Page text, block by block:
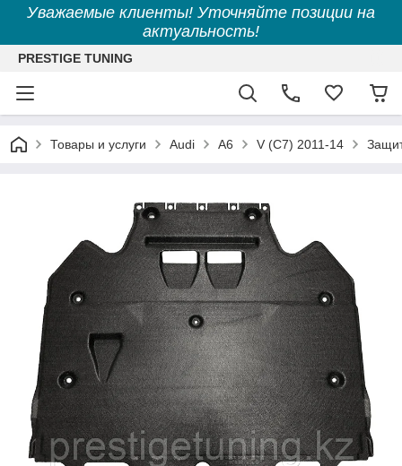
Уважаемые клиенты! Уточняйте позиции на
актуальность!
PRESTIGE TUNING
Товары и услуги Audi A6 V (C7) 2011-14